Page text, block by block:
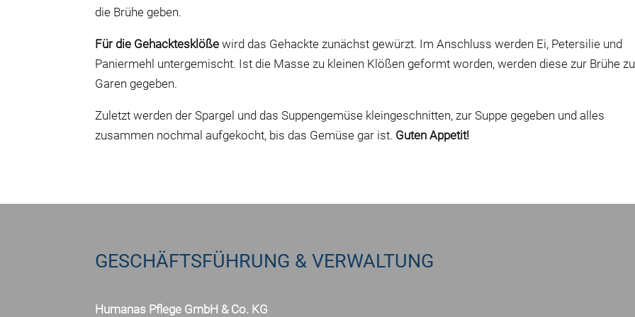
die Brühe geben.
Für die Gehacktesklöße wird das Gehackte zunächst gewürzt. Im Anschluss werden Ei, Petersilie und
Paniermehl untergemischt. Ist die Masse zu kleinen Klößen geformt worden, werden diese zur Brühe
Garen gegeben.
Zuletzt werden der Spargel und das Suppengemüse kleingeschnitten, zur Suppe gegeben und alles
zusammen nochmal aufgekocht, bis das Gemüse gar ist. Guten Appetit!
GESCHÄFTSFÜHRUNG & VERWALTUNG
Humanas Pflege GmbH & Co. KG